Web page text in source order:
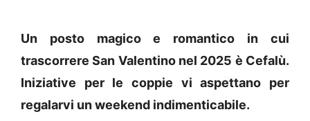
Un posto magico e romantico in cui
trascorrere San Valentino nel 2025 è Cefalù.
Iniziative per le coppie vi aspettano per
regalarvi un weekend indimenticabile.